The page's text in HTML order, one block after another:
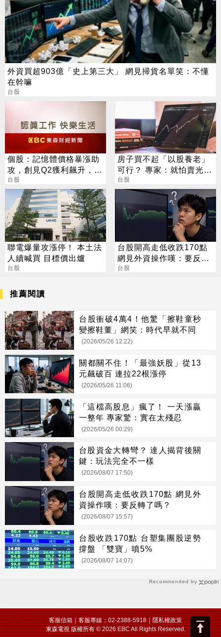
外資買超903億「史上第三大」 網見掃貨名單笑：不懂
在幹嘛
台股
個股：記憶體價格暴漲助
攻，創見Q2獲利飆升，上
半年每股賺46.63元史上
最高
台股
房子買不起「以股養老」
可行？ 專家：就怕賣光人
沒走
台股
聯電爆量攻漲停！ 本土法
人續喊買 目標價出爐
台股
台股開高走低收跌170點
網見外資操作嘆：要反轉
了嗎？
台股
Recommended by
推薦閱讀
台股衝破4萬4！他驚「擦鞋童秒
變擦鞋董」網笑：時代早就不同
(2026/05/26 12:22)
關都關不住！「最強妖股」從13
元飆破百 連拉22根漲停
(2026/05/26 11:06)
「這檔高股息」瘋了！ 一天漲贏
一整年 專家驚：實在太殘忍
(2026/05/26 00:29)
台股資金大轉彎？ 達人揭背後關
鍵：玩法完全不一樣
(2026/08/07 17:50)
台股開高走低收跌170點 網見外
資操作嘆：要反轉了嗎？
(2026/08/07 15:57)
台股收跌170點 台塑集團股逆勢
撐盤 「雙寶」噴5%
(2026/08/07 14:07)
客服信箱｜客服專線：02-2388-5918｜隱私權政策
東森電視 版權所有 © 2026 EBC All Rights Reserved.